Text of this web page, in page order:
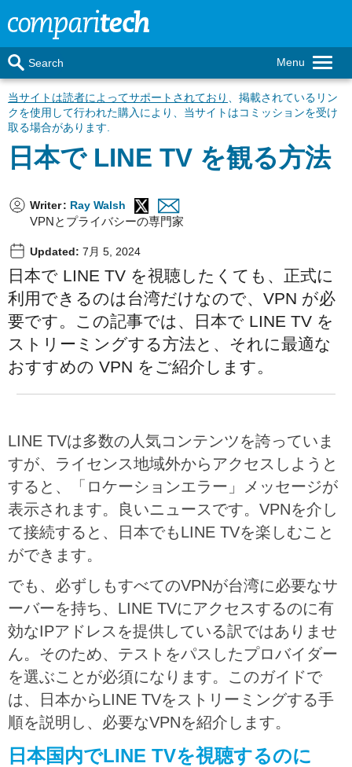
Menu
Search
当サイトは読者によってサポートされており
、掲載されているリン
クを使用して行われた購入により、当サイトはコミッションを受け
取る場合があります.
日本で LINE TV を観る方法
Writer: Ray Walsh
VPNとプライバシーの専門家
Updated: 7月 5, 2024
日本で LINE TV を視聴したくても、正式に
利用できるのは台湾だけなので、VPN が必
要です。この記事では、日本で LINE TV を
ストリーミングする方法と、それに最適な
おすすめの VPN をご紹介します。
LINE TVは多数の人気コンテンツを誇っていま
すが、ライセンス地域外からアクセスしようと
すると、「ロケーションエラー」メッセージが
表示されます。良いニュースです。VPNを介し
て接続すると、日本でもLINE TVを楽しむこと
ができます。
でも、必ずしもすべてのVPNが台湾に必要なサ
ーバーを持ち、LINE TVにアクセスするのに有
効なIPアドレスを提供している訳ではありませ
ん。そのため、テストをパスしたプロバイダー
を選ぶことが必須になります。このガイドで
は、日本からLINE TVをストリーミングする手
順を説明し、必要なVPNを紹介します。
日本国内でLINE TVを視聴するのに